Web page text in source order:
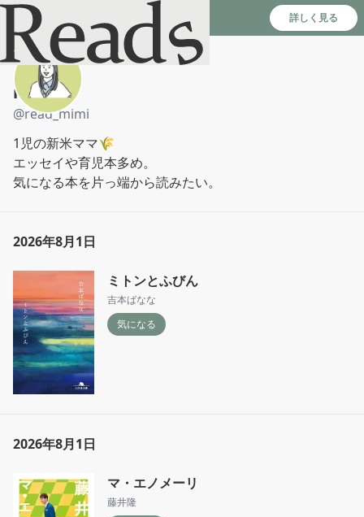
Reads - 読書のSNS＆記録アプリ 詳しく見る
mimi
@read_mimi
1児の新米ママ🌾
エッセイや育児本多め。
気になる本を片っ端から読みたい。
2026年8月1日
ミトンとふびん
吉本ばなな
気になる
2026年8月1日
マ・エノメーリ
藤井隆